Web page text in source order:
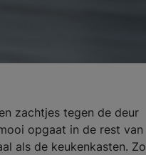
zachtjes tegen de deur
opgaat in de rest van
als de keukenkasten. Zo